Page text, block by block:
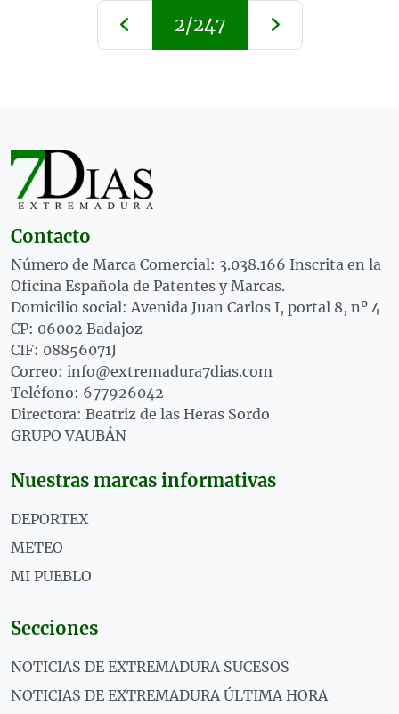
2/247
Contacto
Número de Marca Comercial: 3.038.166 Inscrita en la
Oficina Española de Patentes y Marcas.
Domicilio social: Avenida Juan Carlos I, portal 8, nº 4
CP: 06002 Badajoz
CIF: 08856071J
Correo: info@extremadura7dias.com
Teléfono: 677926042
Directora: Beatriz de las Heras Sordo
GRUPO VAUBÁN
Nuestras marcas informativas
DEPORTEX
METEO
MI PUEBLO
Secciones
NOTICIAS DE EXTREMADURA SUCESOS
NOTICIAS DE EXTREMADURA ÚLTIMA HORA